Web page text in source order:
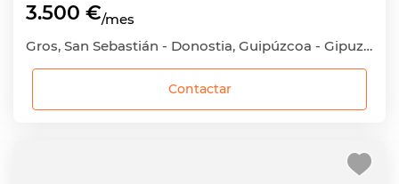
3.500 €/mes
Gros, San Sebastián - Donostia, Guipúzcoa - Gipuzkoa
Contactar